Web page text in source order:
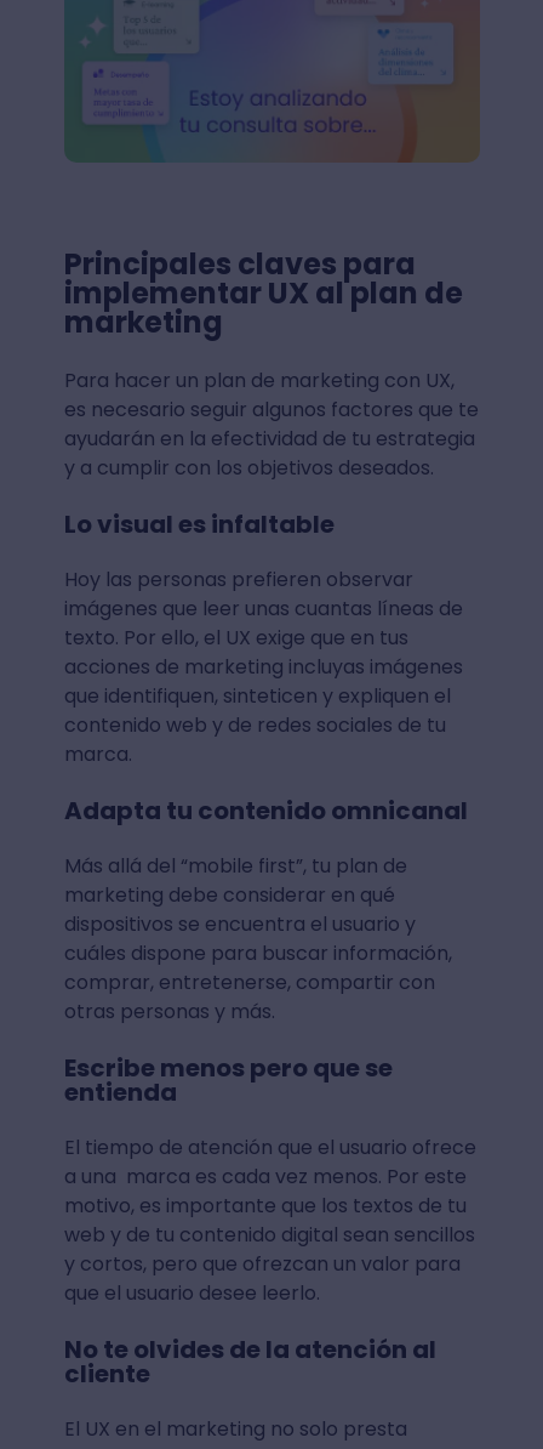
Principales claves para
implementar UX al plan de
marketing
Para hacer un plan de marketing con UX,
es necesario seguir algunos factores que te
ayudarán en la efectividad de tu estrategia
y a cumplir con los objetivos deseados.
Lo visual es infaltable
Hoy las personas prefieren observar
imágenes que leer unas cuantas líneas de
texto. Por ello, el UX exige que en tus
acciones de marketing incluyas imágenes
que identifiquen, sinteticen y expliquen el
contenido web y de redes sociales de tu
marca.
Adapta tu contenido omnicanal
Más allá del “mobile first”, tu plan de
marketing debe considerar en qué
dispositivos se encuentra el usuario y
cuáles dispone para buscar información,
comprar, entretenerse, compartir con
otras personas y más.
Escribe menos pero que se
entienda
El tiempo de atención que el usuario ofrece
a una marca es cada vez menos. Por este
motivo, es importante que los textos de tu
web y de tu contenido digital sean sencillos
y cortos, pero que ofrezcan un valor para
que el usuario desee leerlo.
No te olvides de la atención al
cliente
El UX en el marketing no solo presta